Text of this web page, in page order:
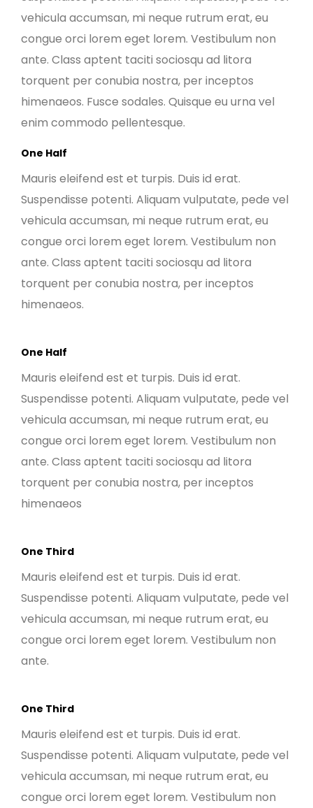
vehicula accumsan, mi neque rutrum erat, eu
congue orci lorem eget lorem. Vestibulum non
ante. Class aptent taciti sociosqu ad litora
torquent per conubia nostra, per inceptos
himenaeos. Fusce sodales. Quisque eu urna vel
enim commodo pellentesque.
One Half
Mauris eleifend est et turpis. Duis id erat.
Suspendisse potenti. Aliquam vulputate, pede vel
vehicula accumsan, mi neque rutrum erat, eu
congue orci lorem eget lorem. Vestibulum non
ante. Class aptent taciti sociosqu ad litora
torquent per conubia nostra, per inceptos
himenaeos.
One Half
Mauris eleifend est et turpis. Duis id erat.
Suspendisse potenti. Aliquam vulputate, pede vel
vehicula accumsan, mi neque rutrum erat, eu
congue orci lorem eget lorem. Vestibulum non
ante. Class aptent taciti sociosqu ad litora
torquent per conubia nostra, per inceptos
himenaeos
One Third
Mauris eleifend est et turpis. Duis id erat.
Suspendisse potenti. Aliquam vulputate, pede vel
vehicula accumsan, mi neque rutrum erat, eu
congue orci lorem eget lorem. Vestibulum non
ante.
One Third
Mauris eleifend est et turpis. Duis id erat.
Suspendisse potenti. Aliquam vulputate, pede vel
vehicula accumsan, mi neque rutrum erat, eu
congue orci lorem eget lorem. Vestibulum non